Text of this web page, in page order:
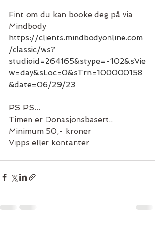
Fint om du kan booke deg på via
Mindbody
https://clients.mindbodyonline.com
/classic/ws?
studioid=264165&stype=-102&sVie
w=day&sLoc=0&sTrn=100000158
&date=06/29/23
PS PS...
Timen er Donasjonsbasert..
Minimum 50,- kroner
Vipps eller kontanter